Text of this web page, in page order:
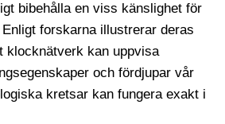
bibehålla en viss känslighet för
forskarna illustrerar deras
klocknätverk kan uppvisa
och fördjupar vår
kretsar kan fungera exakt i